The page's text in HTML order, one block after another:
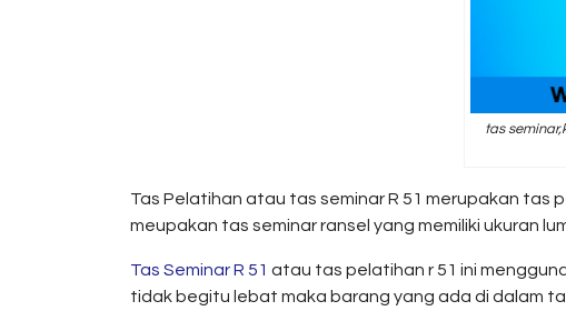
tas
Tas Pelatihan atau tas seminar R 51 merupakan tas
meupakan tas seminar ransel yang memiliki ukuran
Tas Seminar R 51 atau tas pelatihan r 51 ini
tidak begitu lebat maka barang yang ada di dalam